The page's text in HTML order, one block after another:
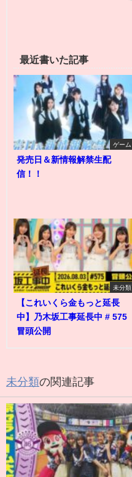
最近書いた記事
ゲーム
発売日＆新情報解禁生配
信！！
未分類
【これいくら金もっと延長
中】乃木坂工事延長中 # 575
冒頭公開
未分類の関連記事